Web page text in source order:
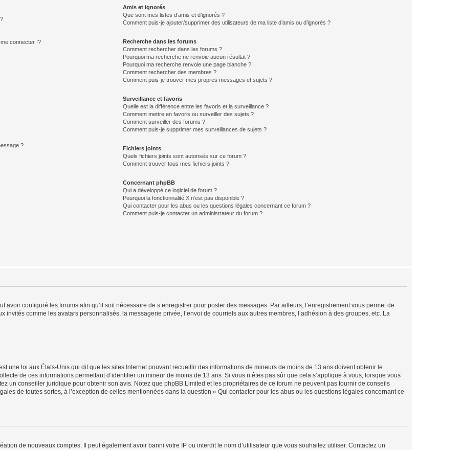
connecter !?
?
Amis et ignorés
Que sont mes listes d’amis et d’ignorés ?
Comment puis-je ajouter/supprimer des utilisateurs de ma liste d’amis ou d’ignorés ?
Recherche dans les forums
Comment rechercher dans les forums ?
Pourquoi ma recherche ne renvoie aucun résultat ?
Pourquoi ma recherche renvoie une page blanche ?!
Comment rechercher des membres ?
Comment puis-je trouver mes propres messages et sujets ?
Surveillance et favoris
Quelle est la différence entre les favoris et la surveillance ?
Comment mettre en favoris ou surveiller des sujets ?
Comment surveiller des forums ?
Comment puis-je supprimer mes surveillances de sujets ?
Fichiers joints
Quels fichiers joints sont autorisés sur ce forum ?
Comment trouver tous mes fichiers joints ?
Concernant phpBB
Qui a développé ce logiciel de forum ?
Pourquoi la fonctionnalité X n’est pas disponible ?
Qui contacter pour les abus ou les questions légales concernant ce forum ?
Comment puis-je contacter un administrateur du forum ?
avoir configuré les forums afin qu’il soit nécessaire de s’enregistrer pour poster des messages. Par ailleurs, l’enregistrement vous permet de
comme les avatars personnalisés, la messagerie privée, l’envoi de courriels aux autres membres, l’adhésion à des groupes, etc. La
une loi aux États-Unis qui dit que les sites Internet pouvant recueillir des informations de mineurs de moins de 13 ans doivent obtenir le
de ces informations permettant d’identifier un mineur de moins de 13 ans. Si vous n’êtes pas sûr que cela s’applique à vous, lorsque vous
un conseiller juridique pour obtenir son avis. Notez que phpBB Limited et les propriétaires de ce forum ne peuvent pas fournir de conseils
de toutes sortes, à l’exception de celles mentionnées dans la question « Qui contacter pour les abus ou les questions légales concernant ce
de nouveaux comptes. Il peut également avoir banni votre IP ou interdit le nom d’utilisateur que vous souhaitez utiliser. Contactez un